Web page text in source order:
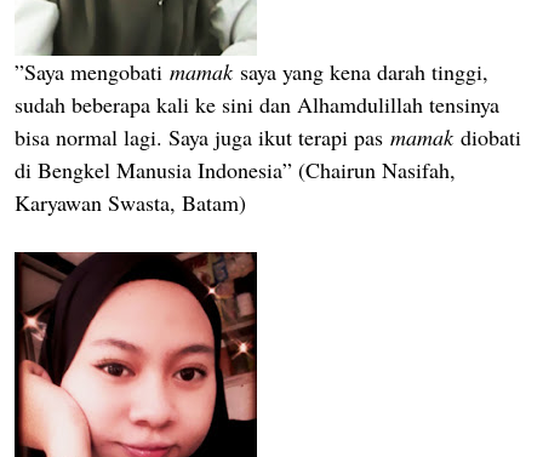
”Saya mengobati mamak saya yang kena darah tinggi,
sudah beberapa kali ke sini dan Alhamdulillah tensinya
bisa normal lagi. Saya juga ikut terapi pas mamak diobati
di Bengkel Manusia Indonesia” (Chairun Nasifah,
Karyawan Swasta, Batam)